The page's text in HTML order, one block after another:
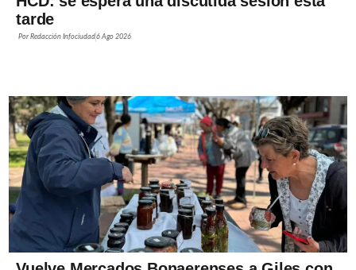
tarde
PorRedacción Infociudad6 Ago 2026